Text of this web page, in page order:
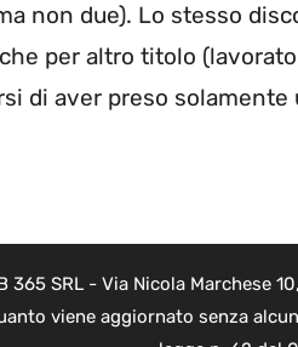
non due). Lo stesso
per altro titolo
di aver preso solamente
SRL - Via Nicola Marchese
viene aggiornato senza